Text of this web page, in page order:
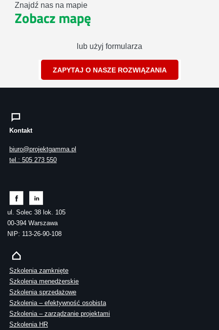
Znajdź nas na mapie
Zobacz mapę
lub użyj formularza
ZAPYTAJ O NASZE ROZWIĄZANIA
Kontakt
biuro@projektgamma.pl
tel.: 505 273 550
ul. Solec 38 lok. 105
00-394 Warszawa
NIP: 113-26-90-108
Szkolenia zamknięte
Szkolenia menedżerskie
Szkolenia sprzedażowe
Szkolenia – efektywność osobista
Szkolenia – zarządzanie projektami
Szkolenia HR